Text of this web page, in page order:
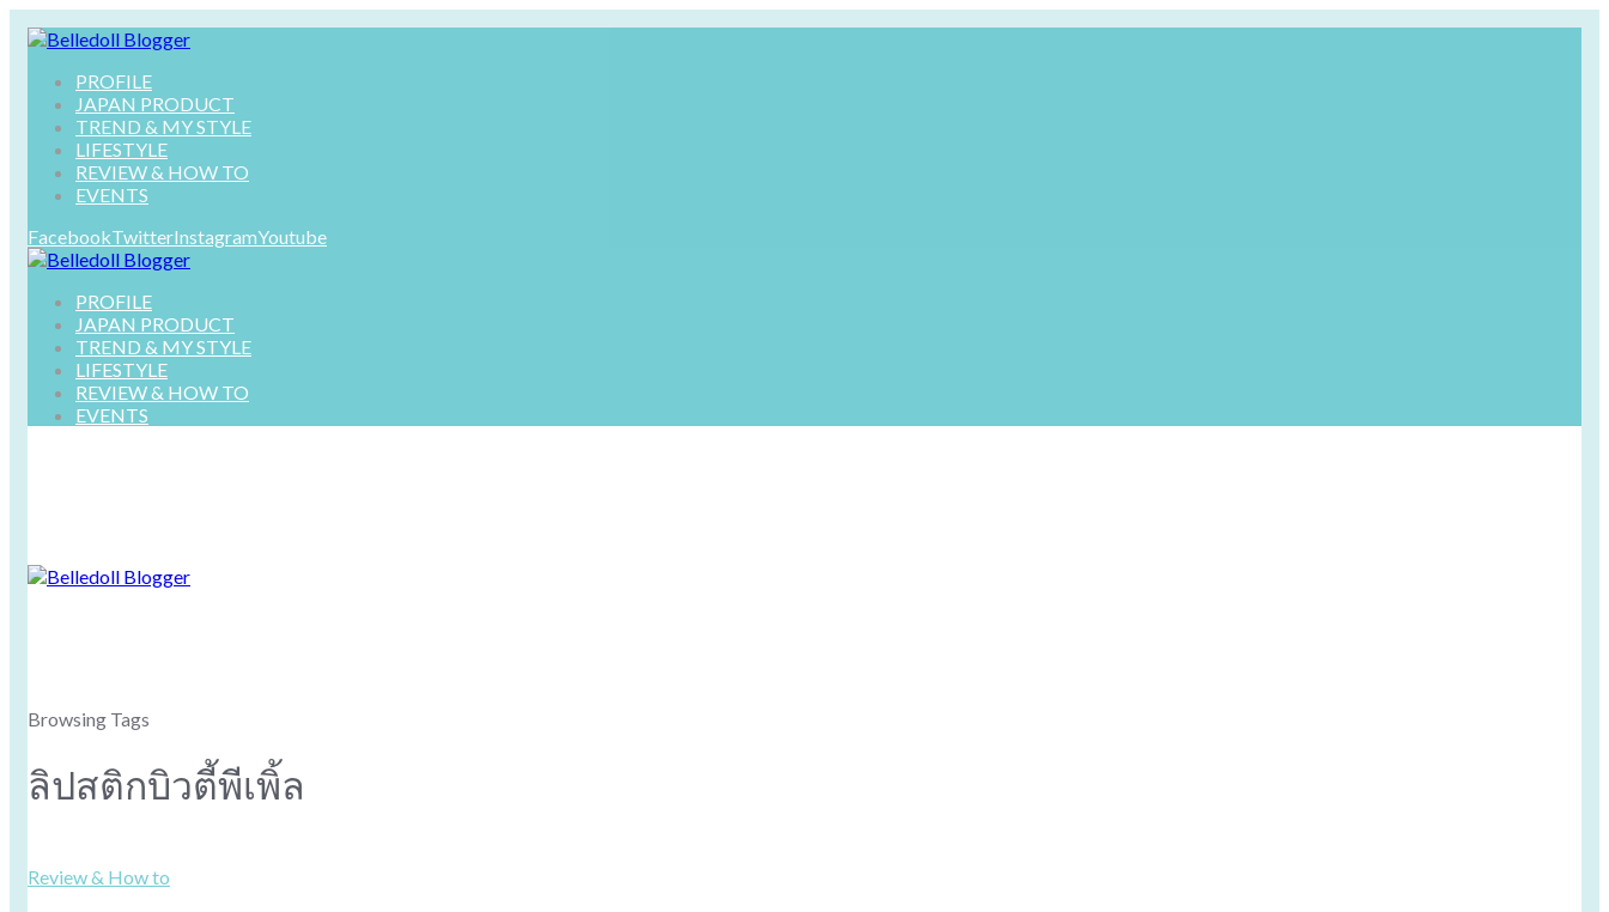
PROFILE
JAPAN PRODUCT
TREND & MY STYLE
LIFESTYLE
REVIEW & HOW TO
EVENTS
FacebookTwitterInstagramYoutube
PROFILE
JAPAN PRODUCT
TREND & MY STYLE
LIFESTYLE
REVIEW & HOW TO
EVENTS
Browsing Tags
ลิปสติกบิวตี้พีเพิ้ล
Review & How to